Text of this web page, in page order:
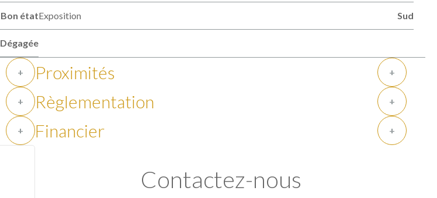
Bon étatExposition Sud
Dégagée
+ Proximités +
+ Règlementation +
+ Financier +
Contactez-nous